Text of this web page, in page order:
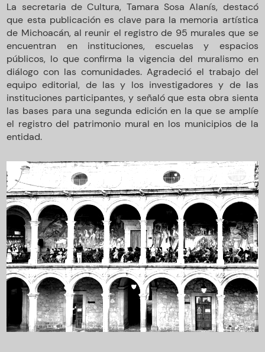
La secretaria de Cultura, Tamara Sosa Alanís, destacó
que esta publicación es clave para la memoria artística
de Michoacán, al reunir el registro de 95 murales que se
encuentran en instituciones, escuelas y espacios
públicos, lo que confirma la vigencia del muralismo en
diálogo con las comunidades. Agradeció el trabajo del
equipo editorial, de las y los investigadores y de las
instituciones participantes, y señaló que esta obra sienta
las bases para una segunda edición en la que se amplíe
el registro del patrimonio mural en los municipios de la
entidad.